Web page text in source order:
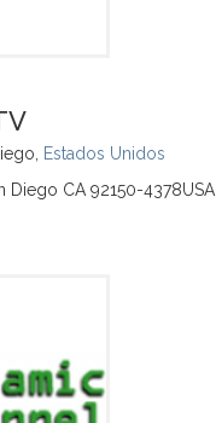
Estados Unidos
Diego CA 92150-4378USA